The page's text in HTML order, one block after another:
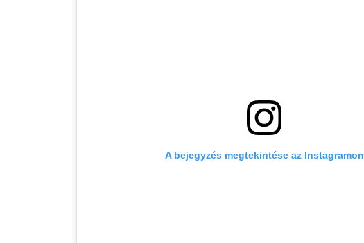
A bejegyzés megtekintése az Instagramon